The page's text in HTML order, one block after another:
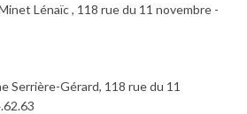
Lénaïc , 118 rue du 11 novembre -
Serrière-Gérard, 118 rue du 11